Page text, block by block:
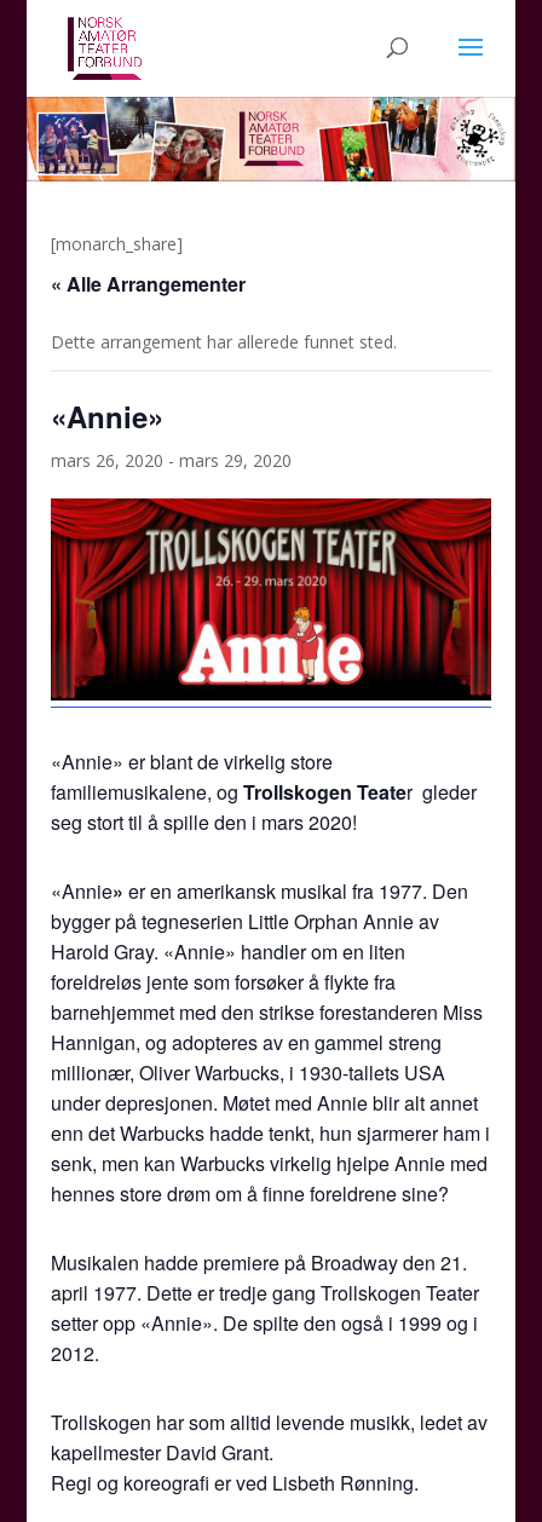
[monarch_share]
« Alle Arrangementer
Dette arrangement har allerede funnet sted.
«Annie»
mars 26, 2020 -mars 29, 2020
«Annie» er blant de virkelig store
familiemusikalene, ogTrollskogen Teater gleder
seg stort til å spille den i mars 2020!
«Annie» er en amerikansk musikal fra 1977. Den
bygger på tegneserien Little Orphan Annie av
Harold Gray. «Annie» handler om en liten
foreldreløs jente som forsøker å flykte fra
barnehjemmet med den strikse forestanderen Miss
Hannigan, og adopteres av en gammel streng
millionær, Oliver Warbucks, i 1930-tallets USA
under depresjonen. Møtet med Annie blir alt annet
enn det Warbucks hadde tenkt, hun sjarmerer ham i
senk, men kan Warbucks virkelig hjelpe Annie med
hennes store drøm om å finne foreldrene sine?
Musikalen hadde premiere på Broadway den 21.
april 1977. Dette er tredje gang Trollskogen Teater
setter opp «Annie». De spilte den også i 1999 og i
2012.
Trollskogen har som alltid levende musikk, ledet av
kapellmester David Grant.
Regi og koreografi er ved Lisbeth Rønning.